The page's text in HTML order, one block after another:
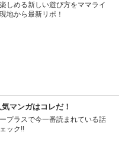
しめる新しい遊び方をママライ
地から最新リポ！
マンガはコレだ！
プラスで今一番読まれている話
ック!!